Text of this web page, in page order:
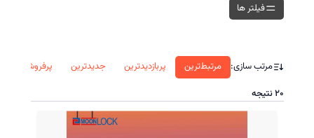
فیلتر ها
مرتب سازی: مرتبط‌ترین پربازدید‌ترین جدید‌ترین
پرفروش‌ترین
۲۰نتیجه